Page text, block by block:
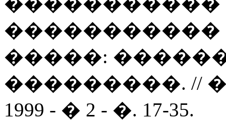
�����:
���������. //
1999 - � 2 - �. 17-35.